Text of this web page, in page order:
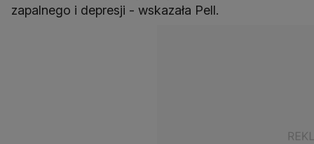
zapalnego i depresji - wskazała Pell.